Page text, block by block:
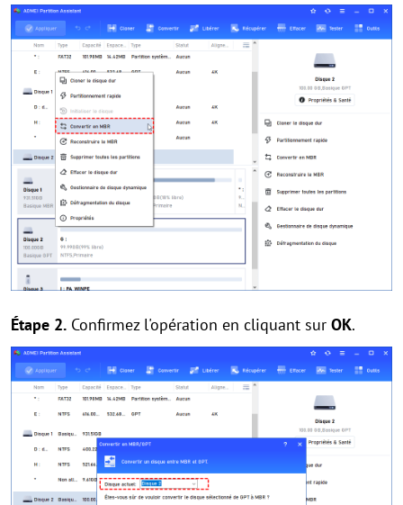
Étape 2. Confirmez l'opération en cliquant sur OK.